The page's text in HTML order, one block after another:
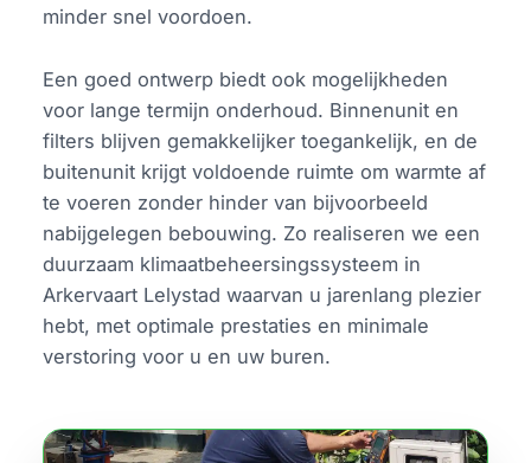
minder snel voordoen.
Een goed ontwerp biedt ook mogelijkheden
voor lange termijn onderhoud. Binnenunit en
filters blijven gemakkelijker toegankelijk, en de
buitenunit krijgt voldoende ruimte om warmte af
te voeren zonder hinder van bijvoorbeeld
nabijgelegen bebouwing. Zo realiseren we een
duurzaam klimaatbeheersingssysteem in
Arkervaart Lelystad waarvan u jarenlang plezier
hebt, met optimale prestaties en minimale
verstoring voor u en uw buren.